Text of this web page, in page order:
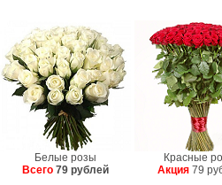
Белые розы
Всего 79 рублей
Красные
Акция 79